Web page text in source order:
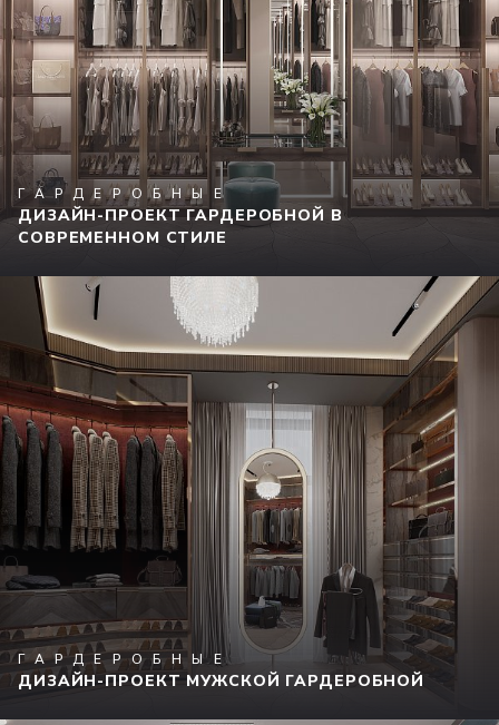
ГАРДЕРОБНЫЕ
ДИЗАЙН-ПРОЕКТ ГАРДЕРОБНОЙ В
СОВРЕМЕННОМ СТИЛЕ
ГАРДЕРОБНЫЕ
ДИЗАЙН-ПРОЕКТ МУЖСКОЙ ГАРДЕРОБНОЙ